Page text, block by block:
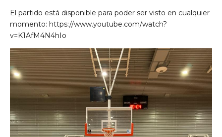
El partido está disponible para poder ser visto en cualquier
momento: https://www.youtube.com/watch?
v=K1AfM4N4hIo